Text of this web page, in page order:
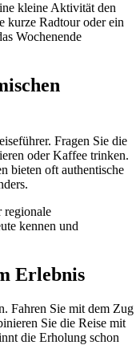
kleine Aktivität den
kurze Radtour oder ein
Wochenende
Fragen Sie die
oder Kaffee trinken.
bieten oft authentische
regionale
kennen und
Erlebnis
Fahren Sie mit dem Zug
Sie die Reise mit
die Erholung schon